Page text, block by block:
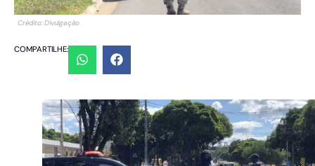
Crédito: Divulgação
COMPARTILHE: